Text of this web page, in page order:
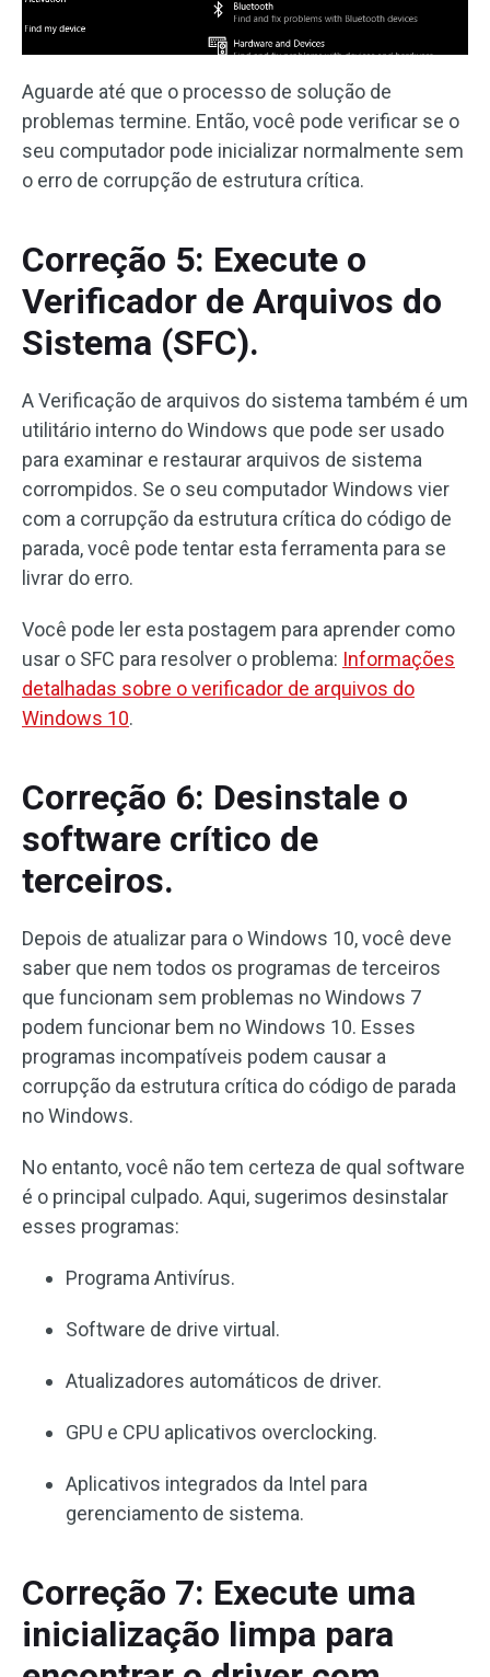
Aguarde até que o processo de solução de
problemas termine. Então, você pode verificar se o
seu computador pode inicializar normalmente sem
o erro de corrupção de estrutura crítica.
Correção 5: Execute o
Verificador de Arquivos do
Sistema (SFC).
A Verificação de arquivos do sistema também é um
utilitário interno do Windows que pode ser usado
para examinar e restaurar arquivos de sistema
corrompidos. Se o seu computador Windows vier
com a corrupção da estrutura crítica do código de
parada, você pode tentar esta ferramenta para se
livrar do erro.
Você pode ler esta postagem para aprender como
usar o SFC para resolver o problema: Informações
detalhadas sobre o verificador de arquivos do
Windows 10.
Correção 6: Desinstale o
software crítico de
terceiros.
Depois de atualizar para o Windows 10, você deve
saber que nem todos os programas de terceiros
que funcionam sem problemas no Windows 7
podem funcionar bem no Windows 10. Esses
programas incompatíveis podem causar a
corrupção da estrutura crítica do código de parada
no Windows.
No entanto, você não tem certeza de qual software
é o principal culpado. Aqui, sugerimos desinstalar
esses programas:
Programa Antivírus.
Software de drive virtual.
Atualizadores automáticos de driver.
GPU e CPU aplicativos overclocking.
Aplicativos integrados da Intel para
gerenciamento de sistema.
Correção 7: Execute uma
inicialização limpa para